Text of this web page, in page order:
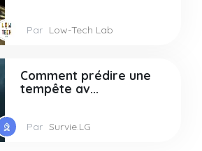
Par Low-Tech Lab
Comment prédire une
tempête av...
Par Survie.LG